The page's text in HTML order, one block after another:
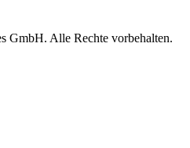
GmbH. Alle Rechte vorbehalten.